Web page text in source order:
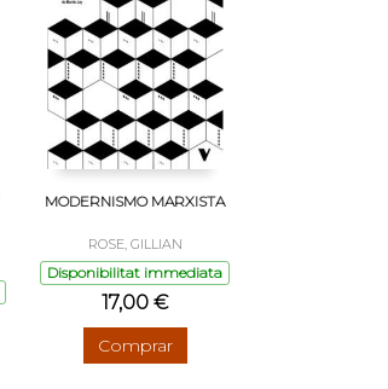
MODERNISMO MARXISTA
ROSE, GILLIAN
Disponibilitat immediata
17,00 €
Comprar